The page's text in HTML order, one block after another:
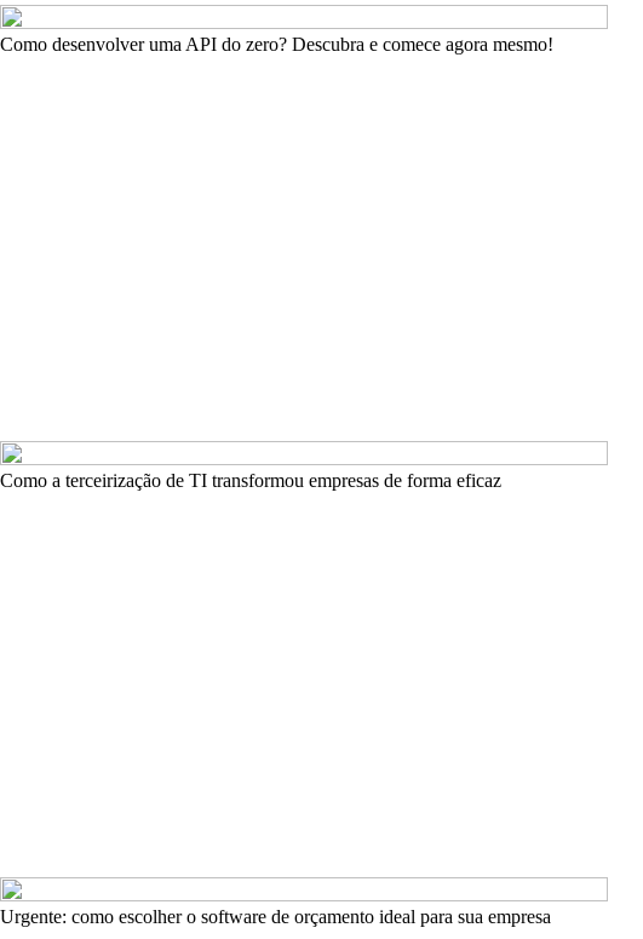
Como desenvolver uma API do zero? Descubra e comece agora mesmo!
Como a terceirização de TI transformou empresas de forma eficaz
Urgente: como escolher o software de orçamento ideal para sua empresa